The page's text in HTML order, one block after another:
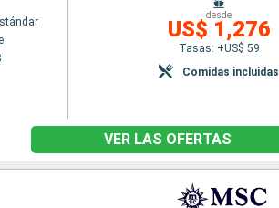
desde
US$ 1,276
Tasas: +US$ 59
Comidas incluidas
VER LAS OFERTAS